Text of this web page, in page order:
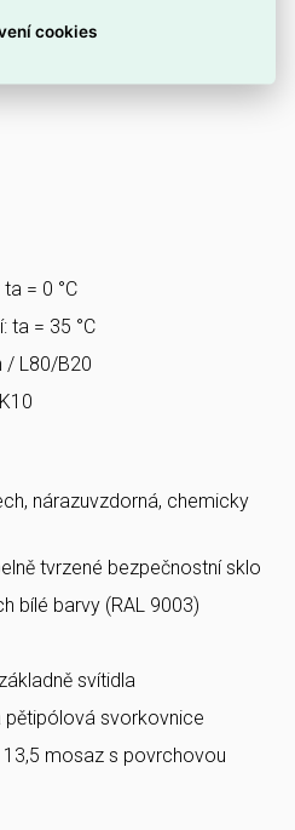
= 0 °C
ta = 35 °C
/ L80/B20
nárazuvzdorná, chemicky
tvrzené bezpečnostní sklo
bílé barvy (RAL 9003)
svítidla
pětipólová svorkovnice
mosaz s povrchovou
cookies